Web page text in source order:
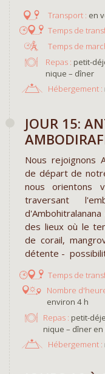
en
Repas : petit-
nique – dîner
Hébergement :
JOUR 15:
Nous rejoignons
de départ de
nous orientons
traversant
des lieux où le
de corail,
détente -
environ 4 h
Repas : petit-
nique – dîner
Hébergement :